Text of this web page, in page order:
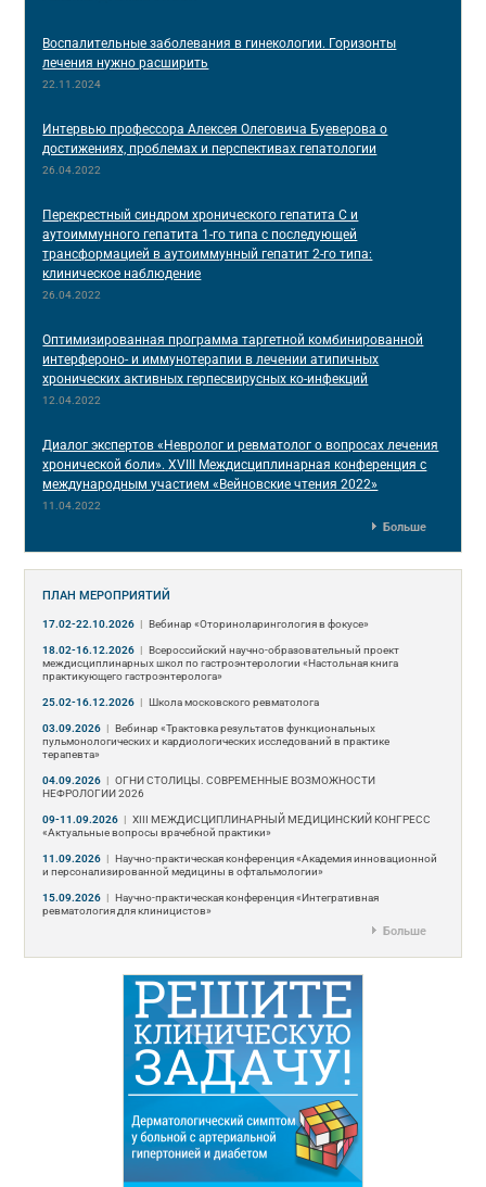
Воспалительные заболевания в гинекологии. Горизонты
лечения нужно расширить
22.11.2024
Интервью профессора Алексея Олеговича Буеверова о
достижениях, проблемах и перспективах гепатологии
26.04.2022
Перекрестный синдром хронического гепатита С и
аутоиммунного гепатита 1-го типа с последующей
трансформацией в аутоиммунный гепатит 2-го типа:
клиническое наблюдение
26.04.2022
Оптимизированная программа таргетной комбинированной
интерфероно- и иммунотерапии в лечении атипичных
хронических активных герпесвирусных ко-инфекций
12.04.2022
Диалог экспертов «Невролог и ревматолог о вопросах лечения
хронической боли». XVIII Междисциплинарная конференция c
международным участием «Вейновские чтения 2022»
11.04.2022
Больше
ПЛАН МЕРОПРИЯТИЙ
17.02-22.10.2026 | Вебинар «Оториноларингология в фокусе»
18.02-16.12.2026 | Всероссийский научно-образовательный проект
междисциплинарных школ по гастроэнтерологии «Настольная книга
практикующего гастроэнтеролога»
25.02-16.12.2026 | Школа московского ревматолога
03.09.2026 | Вебинар «Трактовка результатов функциональных
пульмонологических и кардиологических исследований в практике
терапевта»
04.09.2026 | ОГНИ СТОЛИЦЫ. СОВРЕМЕННЫЕ ВОЗМОЖНОСТИ
НЕФРОЛОГИИ 2026
09-11.09.2026 | ХIII МЕЖДИСЦИПЛИНАРНЫЙ МЕДИЦИНСКИЙ КОНГРЕСС
«Актуальные вопросы врачебной практики»
11.09.2026 | Научно-практическая конференция «Академия инновационной
и персонализированной медицины в офтальмологии»
15.09.2026 | Научно-практическая конференция «Интегративная
ревматология для клиницистов»
Больше